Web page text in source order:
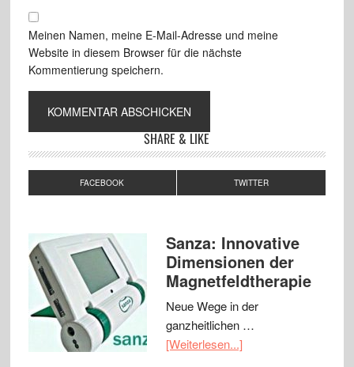
Meinen Namen, meine E-Mail-Adresse und meine
Website in diesem Browser für die nächste
Kommentierung speichern.
SHARE & LIKE
FACEBOOK TWITTER
Sanza: Innovative
Dimensionen der
Magnetfeldtherapie
Neue Wege in der
ganzheitlichen …
[Weiterlesen...]